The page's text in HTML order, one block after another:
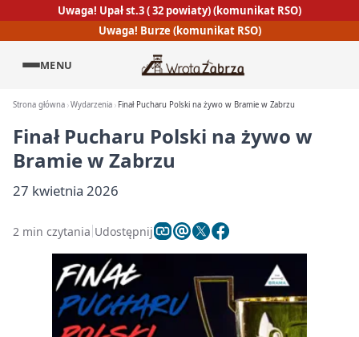
Uwaga! Upał st.3 ( 32 powiaty) (komunikat RSO)
Uwaga! Burze (komunikat RSO)
MENU
Strona główna Wydarzenia Finał Pucharu Polski na żywo w Bramie w Zabrzu
Finał Pucharu Polski na żywo w
Bramie w Zabrzu
27 kwietnia 2026
2 min czytania Udostępnij